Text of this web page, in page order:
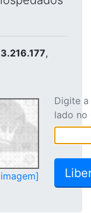
,
Digite
lado no